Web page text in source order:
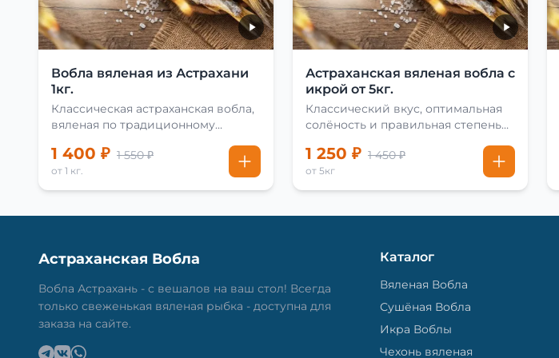
Вобла вяленая из Астрахани
1кг.
Классическая астраханская вобла,
вяленая по традиционному
1 400 ₽ 1 550 ₽
от 1 кг.
Астраханская вяленая вобла с
икрой от 5кг.
Классический вкус, оптимальная
солёность и правильная степень
1 250 ₽ 1 450 ₽
от 5кг
Астраханская Вобла
Вобла Астрахань - с вешалов на ваш стол! Всегда
только свеженькая вяленая рыбка - доступна для
заказа на сайте.
Каталог
Вяленая Вобла
Сушёная Вобла
Икра Воблы
Чехонь вяленая